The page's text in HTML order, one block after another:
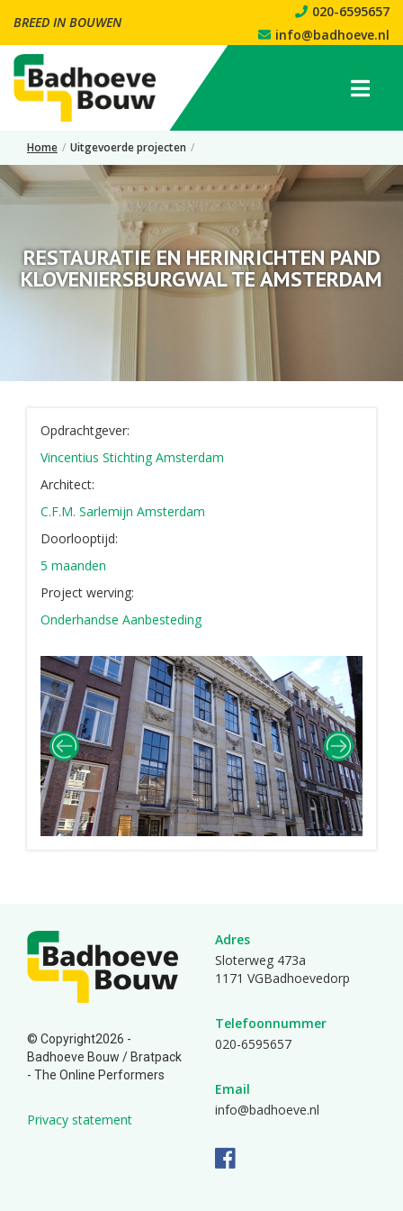
BREED IN BOUWEN
020-6595657
info@badhoeve.nl
Home / Uitgevoerde projecten /
Restauratie en herinrichten Pand Kloveniersburgwal te Amsterdam
RESTAURATIE EN HERINRICHTEN PAND
KLOVENIERSBURGWAL TE AMSTERDAM
Opdrachtgever:
Vincentius Stichting Amsterdam
Architect:
C.F.M. Sarlemijn Amsterdam
Doorlooptijd:
5 maanden
Project werving:
Onderhandse Aanbesteding
© Copyright2026 -
Badhoeve Bouw / Bratpack
- The Online Performers
Privacy statement
Adres
Sloterweg 473a
1171 VGBadhoevedorp
Telefoonnummer
020-6595657
Email
info@badhoeve.nl